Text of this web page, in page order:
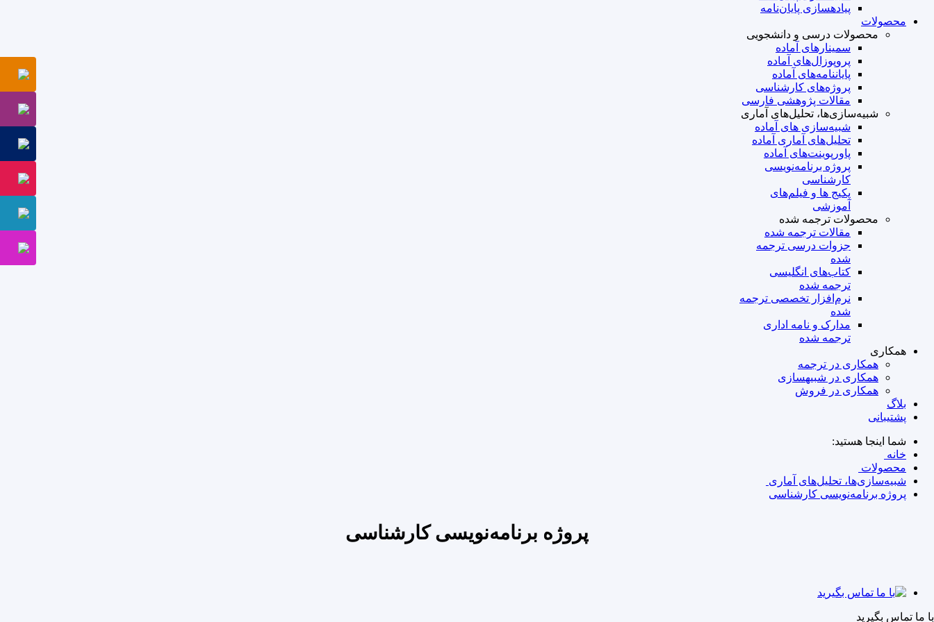
پیاده‎سازی پایان‌نامه
محصولات
محصولات درسی و دانشجویی
سمینارهای آماده
پروپوزال‌های آماده
پایان‎نامه‌های آماده
پروژه‌های کارشناسی
مقالات پژوهشی فارسی
شبیه‌سازی‌ها، تحلیل‌های آماری
شبیه‌سازی های آماده
تحلیل‌های آماری آماده
پاورپوینت‌های آماده
پروژه‌ برنامه‌نویسی
کارشناسی
پکیج ها و فیلم‌های
آموزشی
محصولات ترجمه شده
مقالات ترجمه شده
جزوات درسی ترجمه
شده
کتاب‌های انگلیسی
ترجمه شده
نرم‌افزار تخصصی ترجمه
شده
مدارک و نامه‌ اداری
ترجمه شده
همکاری
همکاری در ترجمه
همکاری در شبیه‎سازی
همکاری در فروش
بلاگ
پشتیبانی
شما اینجا هستید:
خانه
محصولات
شبیه‌سازی‌ها، تحلیل‌های آماری
پروژه‌ برنامه‌نویسی کارشناسی
پروژه‌ برنامه‌نویسی کارشناسی
با ما تماس بگیرید